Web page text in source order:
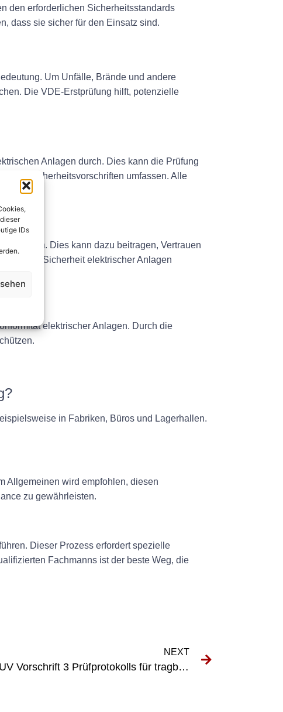
IDs
den erforderlichen Sicherheitsstandards
dass sie sicher für den Einsatz sind.
Um Unfälle, Brände und andere
Die VDE-Erstprüfung hilft, potenzielle
Anlagen durch. Dies kann die Prüfung
von Sicherheitsvorschriften umfassen. Alle
stellen. Dies kann dazu beitragen, Vertrauen
der Sicherheit elektrischer Anlagen
elektrischer Anlagen. Durch die
in Fabriken, Büros und Lagerhallen.
Allgemeinen wird empfohlen, diesen
zu gewährleisten.
Dieser Prozess erfordert spezielle
Fachmanns ist der beste Weg, die
NEXT
Die Bedeutung des DGUV Vorschrift 3 Prüfprotokolls für tragbare elektrische Geräte